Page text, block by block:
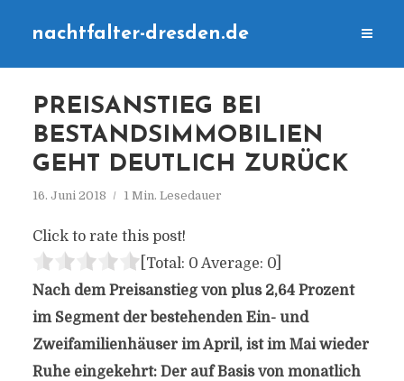
nachtfalter-dresden.de
PREISANSTIEG BEI
BESTANDSIMMOBILIEN
GEHT DEUTLICH ZURÜCK
16. Juni 2018 1 Min. Lesedauer
Click to rate this post!
[Total: 0 Average: 0]
Nach dem Preisanstieg von plus 2,64 Prozent
im Segment der bestehenden Ein- und
Zweifamilienhäuser im April, ist im Mai wieder
Ruhe eingekehrt: Der auf Basis von monatlich